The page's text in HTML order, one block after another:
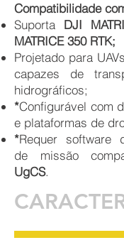
Compatibilidade
Suporta DJI
MATRICE 350 RTK;
Projetado para
capazes de
hidrográficos;
*Configurável com
e plataformas de
*Requer software
de missão
UgCS.